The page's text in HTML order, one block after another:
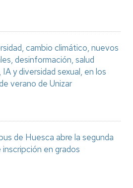
cambio climático, nuevos
desinformación, salud
y diversidad sexual, en los
verano de Unizar
de Huesca abre la segunda
en grados